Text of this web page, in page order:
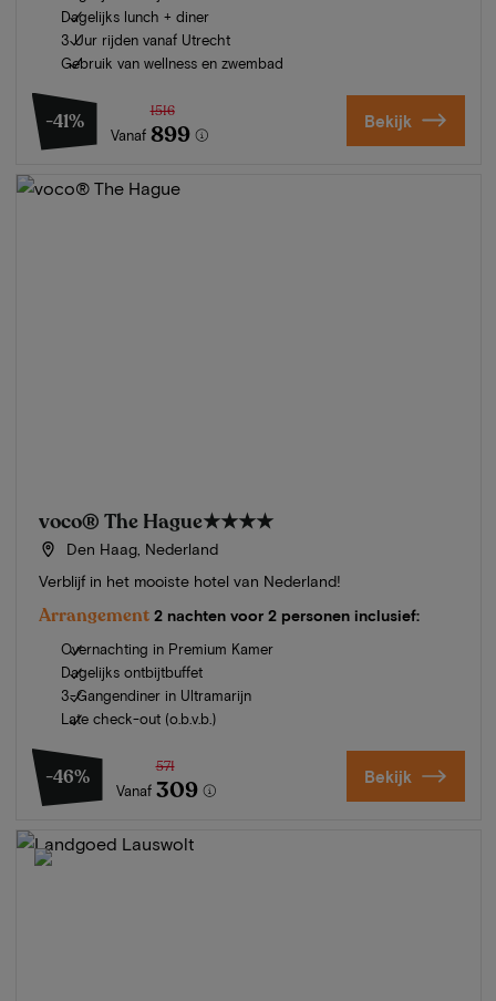
Dagelijks lunch + diner
3 Uur rijden vanaf Utrecht
Gebruik van wellness en zwembad
-41%
Vanaf
1516
899 Bekijk
voco® The Hague★★★★
Den Haag, Nederland
Verblijf in het mooiste hotel van Nederland!
Arrangement 2 nachten voor 2 personen inclusief:
Overnachting in Premium Kamer
Dagelijks ontbijtbuffet
3-Gangendiner in Ultramarijn
Late check-out (o.b.v.b.)
-46%
Vanaf
571
309 Bekijk